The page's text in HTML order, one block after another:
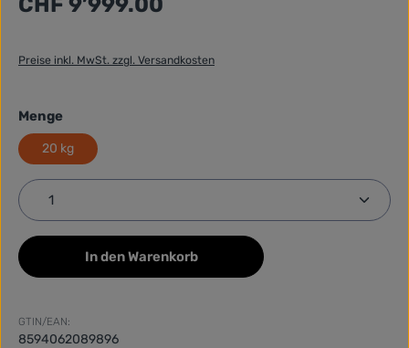
Preise inkl. MwSt. zzgl. Versandkosten
Mengeauswählen
20 kg
Produkt Anzahl: Gib den gewünschten Wert ein
In den Warenkorb
GTIN/EAN:
8594062089896